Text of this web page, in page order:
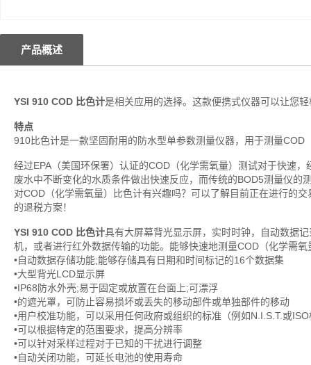
产品概述
YSI 910 COD 比色计是相关应用的选择。这款便携式仪器可以让您
特点
910比色计是一款坚固耐用的防水型单参数测量仪器，用于测量COD
经过EPA（美国环保署）认证的COD（化学需氧量）测试对于快速
废水中不断变化的水质条件做出快速反应，而传统的BOD5测量仪的
对COD（化学需氧量）比色计有兴趣吗？可以了解目前正在进行的
的退税方案！
YSI 910 COD 比色计具有大屏幕背光显示屏，实时时钟，自动数据
机，或者进行红外数据传输的功能。能够快速地测量COD（化学需
•自动数据存储功能;能够存储具有日期和时间标记的16个数据集
•大型背光LCD显示屏
•IP68防水外壳;易于固定或放置在台面上;可漂浮
•的遮光罩，可防止容易损坏或丢失的移动部件或单独部件的移动
•用户校准功能，可以采用任何政府或组织的标准（例如N.I.S.T.或
•可以根据特定的范围要求，提高分辨率
•可以针对采样过程对于已知的干扰进行调整
•自动关闭功能，可延长电池的使用寿命